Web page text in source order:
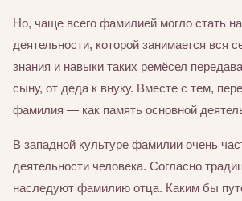
Но, чаще всего фамилией могло стать
деятельности, которой занимается вся
знания и навыки таких ремёсел
сыну, от деда к внуку. Вместе с тем,
фамилия — как память основной
В западной культуре фамилии очень
деятельности человека. Согласно
наследуют фамилию отца. Каким бы